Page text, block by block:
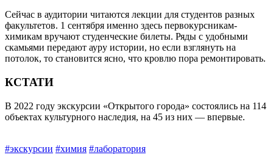
Сейчас в аудитории читаются лекции для студентов разных
факультетов. 1 сентября именно здесь первокурсникам-
химикам вручают студенческие билеты. Ряды с удобными
скамьями передают ауру истории, но если взглянуть на
потолок, то становится ясно, что кровлю пора ремонтировать.
КСТАТИ
В 2022 году экскурсии «Открытого города» состоялись на 114
объектах культурного наследия, на 45 из них — впервые.
#экскурсии #химия #лаборатория